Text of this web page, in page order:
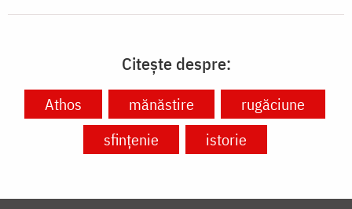
Citește despre:
Athos mănăstire
rugăciune
sfințenie
istorie